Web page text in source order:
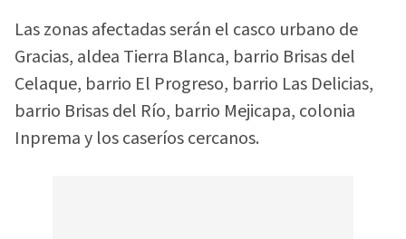
Las zonas afectadas serán el casco urbano de
Gracias, aldea Tierra Blanca, barrio Brisas del
Celaque, barrio El Progreso, barrio Las Delicias,
barrio Brisas del Río, barrio Mejicapa, colonia
Inprema y los caseríos cercanos.